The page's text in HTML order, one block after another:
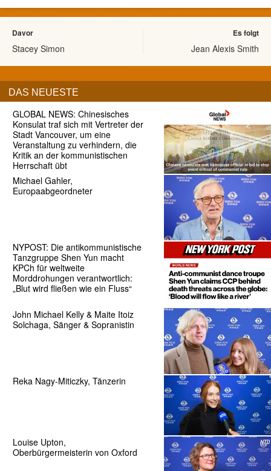
Davor
Stacey Simon
Es folgt
Jean Alexis Smith
DAS NEUESTE
GLOBAL NEWS: Chinesisches
Konsulat traf sich mit Vertreter der
Stadt Vancouver, um eine
Veranstaltung zu verhindern, die
Kritik an der kommunistischen
Herrschaft übt
Michael Gahler,
Europaabgeordneter
NYPOST: Die antikommunistische
Tanzgruppe Shen Yun macht
KPCh für weltweite
Morddrohungen verantwortlich:
„Blut wird fließen wie ein Fluss“
John Michael Kelly & Maite Itoiz
Solchaga, Sänger & Sopranistin
Reka Nagy-Miticzky, Tänzerin
Louise Upton,
Oberbürgermeisterin von Oxford